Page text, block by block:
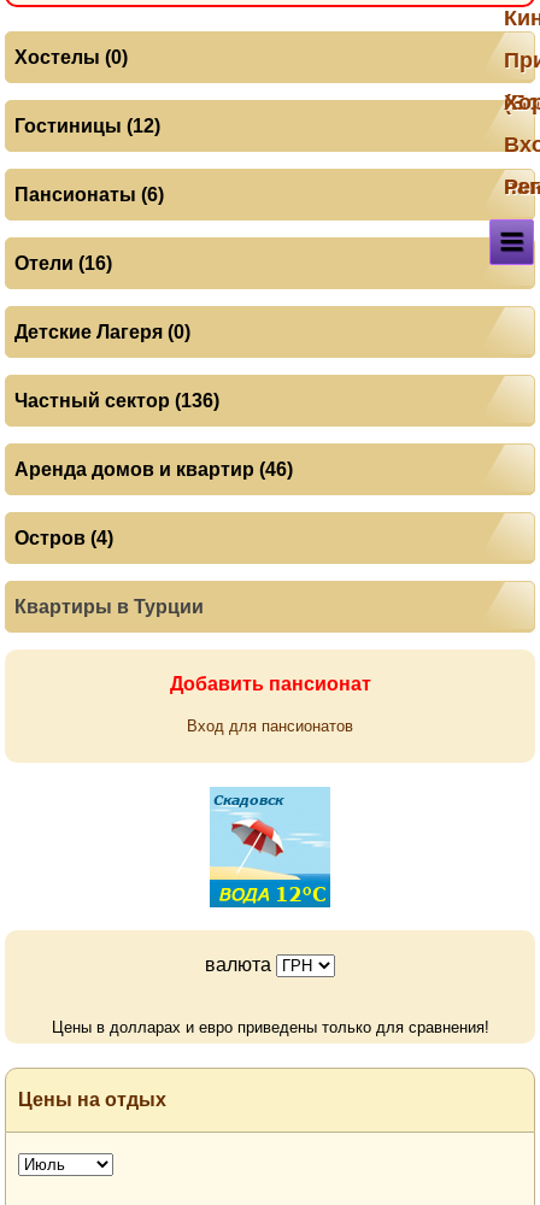
Хостелы (0)
Гостиницы (12)
Пансионаты (6)
Отели (16)
Детские Лагеря (0)
Частный сектор (136)
Аренда домов и квартир (46)
Остров (4)
Квартиры в Турции
Добавить пансионат
Вход для пансионатов
валюта
Цены в долларах и евро приведены только для сравнения!
Цены на отдых